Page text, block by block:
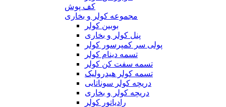
کف پوش
مجموعه کولر و بخاری
بوبین کولر
پنل کولر و بخاری
پولی سر کمپرسور کولر
تسمه دینام کولر
تسمه سفت کن کولر
تسمه کولر هیدرولیک
دریچه کولر سوناتایی
دریچه کولر و بخاری
رادیاتور کولر